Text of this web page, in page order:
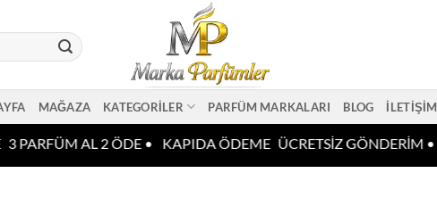
MAĞAZA KATEGORILER PARFÜM MARKALARI BLOG İLETIŞIM
PARFÜM AL 2 ÖDE • KAPIDA ÖDEME ÜCRETSİZ GÖNDERİM •